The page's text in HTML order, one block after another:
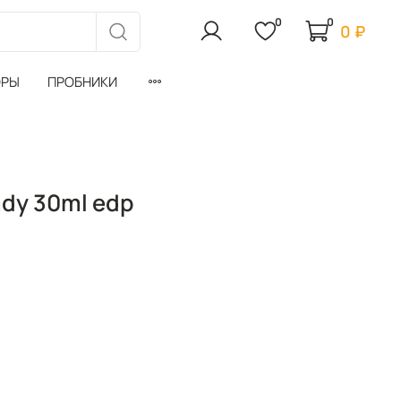
0 0 0 ₽
ПРОБНИКИ
30ml edp